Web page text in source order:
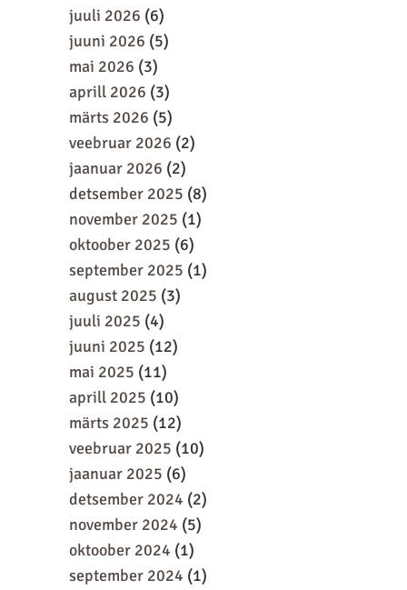
juuli 2026 (6)
juuni 2026 (5)
mai 2026 (3)
aprill 2026 (3)
märts 2026 (5)
veebruar 2026 (2)
jaanuar 2026 (2)
detsember 2025 (8)
november 2025 (1)
oktoober 2025 (6)
september 2025 (1)
august 2025 (3)
juuli 2025 (4)
juuni 2025 (12)
mai 2025 (11)
aprill 2025 (10)
märts 2025 (12)
veebruar 2025 (10)
jaanuar 2025 (6)
detsember 2024 (2)
november 2024 (5)
oktoober 2024 (1)
september 2024 (1)